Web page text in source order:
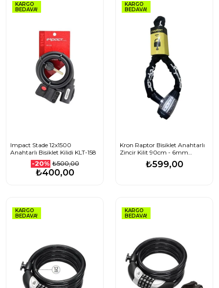
KARGO
BEDAVA!
Impact Stade 12x1500
Anahtarlı Bisiklet Kilidi KLT-158
-20% ₺500,00
₺400,00
KARGO
BEDAVA!
Kron Raptor Bisiklet Anahtarlı
Zincir Kilit 90cm - 6mm
₺599,00
KARGO
BEDAVA!
KARGO
BEDAVA!